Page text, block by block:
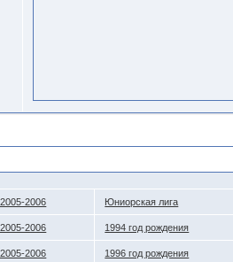
2006 Юниорская лига
2006 1994 год рождения
2006 1996 год рождения